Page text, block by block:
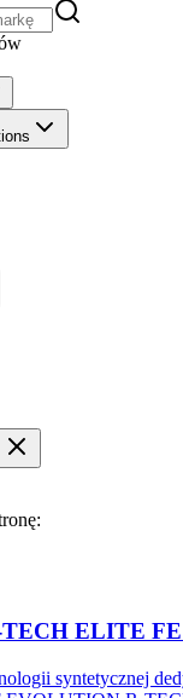
ELITE FE
syntetycznej